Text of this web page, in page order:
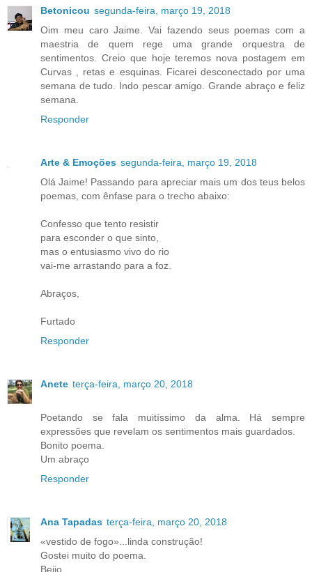
Betonicou segunda-feira, março 19, 2018
Oim meu caro Jaime. Vai fazendo seus poemas com a
maestria de quem rege uma grande orquestra de
sentimentos. Creio que hoje teremos nova postagem em
Curvas , retas e esquinas. Ficarei desconectado por uma
semana de tudo. Indo pescar amigo. Grande abraço e feliz
semana.
Responder
Arte & Emoções segunda-feira, março 19, 2018
Olá Jaime! Passando para apreciar mais um dos teus belos
poemas, com ênfase para o trecho abaixo:
Confesso que tento resistir
para esconder o que sinto,
mas o entusiasmo vivo do rio
vai-me arrastando para a foz.
Abraços,
Furtado
Responder
Anete terça-feira, março 20, 2018
Poetando se fala muitíssimo da alma. Há sempre
expressões que revelam os sentimentos mais guardados.
Bonito poema.
Um abraço
Responder
Ana Tapadas terça-feira, março 20, 2018
«vestido de fogo»...linda construção!
Gostei muito do poema.
Beijo